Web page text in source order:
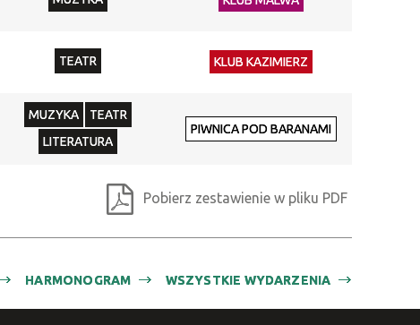
TEATR KLUB KAZIMIERZ
MUZYKA
TEATR
LITERATURA
PIWNICA POD BARANAMI
Pobierz zestawienie w pliku PDF
WSZYSTKIE WYDARZENIA
HARMONOGRAM